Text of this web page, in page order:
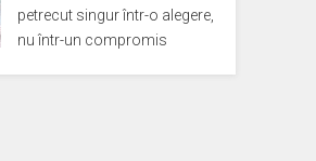
petrecut singur într-o alegere,
nu într-un compromis